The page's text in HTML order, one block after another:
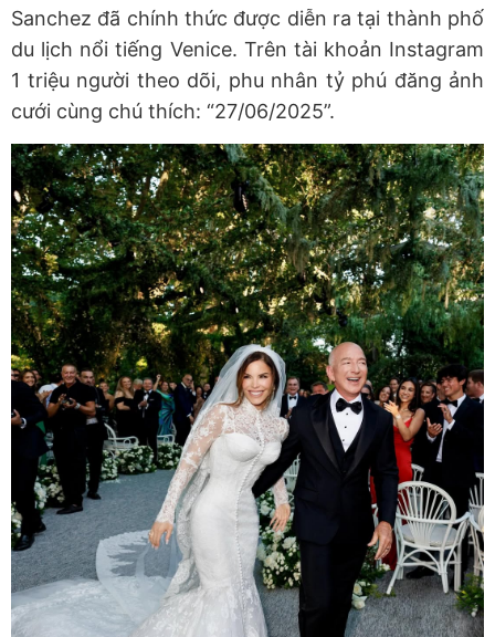
Sanchez đã chính thức được diễn ra tại thành phố
du lịch nổi tiếng Venice. Trên tài khoản Instagram
1 triệu người theo dõi, phu nhân tỷ phú đăng ảnh
cưới cùng chú thích: “27/06/2025”.